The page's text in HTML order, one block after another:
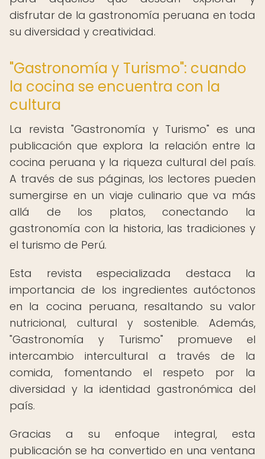
disfrutar de la gastronomía peruana en toda
su diversidad y creatividad.
"Gastronomía y Turismo": cuando
la cocina se encuentra con la
cultura
La revista "Gastronomía y Turismo" es una
publicación que explora la relación entre la
cocina peruana y la riqueza cultural del país.
A través de sus páginas, los lectores pueden
sumergirse en un viaje culinario que va más
allá de los platos, conectando la
gastronomía con la historia, las tradiciones y
el turismo de Perú.
Esta revista especializada destaca la
importancia de los ingredientes autóctonos
en la cocina peruana, resaltando su valor
nutricional, cultural y sostenible. Además,
"Gastronomía y Turismo" promueve el
intercambio intercultural a través de la
comida, fomentando el respeto por la
diversidad y la identidad gastronómica del
país.
Gracias a su enfoque integral, esta
publicación se ha convertido en una ventana